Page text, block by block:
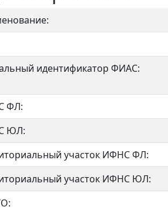
идентификатор ФИАС:
ФЛ:
ЮЛ:
участок ИФНС ФЛ:
участок ИФНС ЮЛ: